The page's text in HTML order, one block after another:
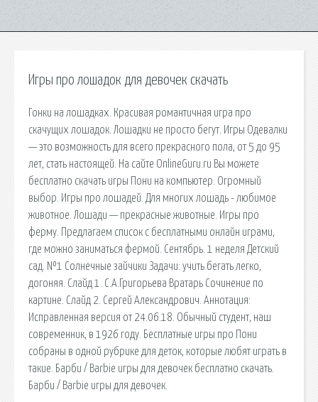
Игры про лошадок для девочек скачать
Гонки на лошадках. Красивая романтичная игра про
скачущих лошадок. Лошадки не просто бегут. Игры Одевалки
— это возможность для всего прекрасного пола, от 5 до 95
лет, стать настоящей. На сайте OnlineGuru.ru Вы можете
бесплатно скачать игры Пони на компьютер. Огромный
выбор. Игры про лошадей. Для многих лошадь - любимое
животное. Лошади — прекрасные животные. Игры про
ферму. Предлагаем список с бесплатными онлайн играми,
где можно заниматься фермой. Сентябрь. 1 неделя Детский
сад. №1 Солнечные зайчики Задачи: учить бегать легко,
догоняя. Слайд 1. С.А.Григорьева Вратарь Сочинение по
картине. Слайд 2. Сергей Александрович. Аннотация:
Исправленная версия от 24.06.18. Обычный студент, наш
современник, в 1926 году. Бесплатные игры про Пони
собраны в одной рубрике для деток, которые любят играть в
такие. Барби / Barbie игры для девочек бесплатно скачать.
Барби / Barbie игры для девочек.